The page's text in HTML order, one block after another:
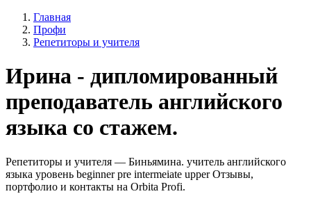
Главная
Профи
Репетиторы и учителя
Ирина - дипломированный
преподаватель английского
языка со стажем.
Репетиторы и учителя — Биньямина. учитель английского
языка уровень beginner pre intermeiate upper Отзывы,
портфолио и контакты на Orbita Profi.